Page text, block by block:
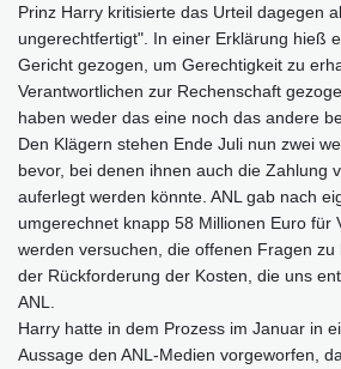
Prinz Harry kritisierte das Urteil dagegen
ungerechtfertigt". In einer Erklärung hieß
Gericht gezogen, um Gerechtigkeit zu
Verantwortlichen zur Rechenschaft
haben weder das eine noch das andere
Den Klägern stehen Ende Juli nun zwei
bevor, bei denen ihnen auch die Zahlung
auferlegt werden könnte. ANL gab nach
umgerechnet knapp 58 Millionen Euro für
werden versuchen, die offenen Fragen zu
der Rückforderung der Kosten, die uns
ANL.
Harry hatte in dem Prozess im Januar in
Aussage den ANL-Medien vorgeworfen,